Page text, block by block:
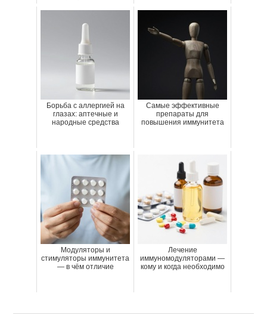
Борьба с аллергией на
глазах: аптечные и
народные средства
Самые эффективные
препараты для
повышения иммунитета
Модуляторы и
стимуляторы иммунитета
— в чём отличие
Лечение
иммуномодуляторами —
кому и когда необходимо